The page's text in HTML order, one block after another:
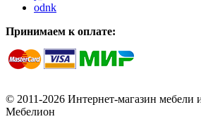
odnk
Принимаем к оплате:
© 2011-2026 Интернет-магазин мебели
Мебелион